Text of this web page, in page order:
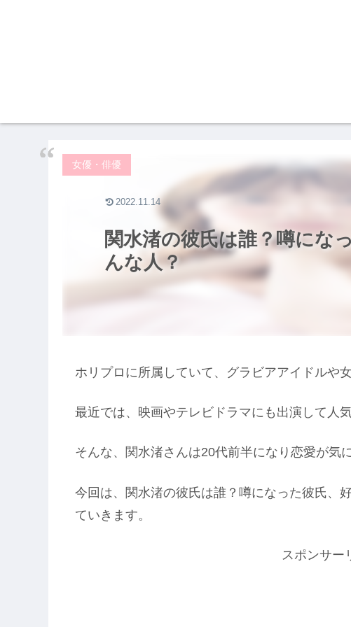
関水渚の彼氏は誰？噂にな
んな人？
女優・俳優
2022.11.14
ホリプロに所属していて、グラビアアイドルや
最近では、映画やテレビドラマにも出演して人
そんな、関水渚さんは20代前半になり恋愛が気
今回は、関水渚の彼氏は誰？噂になった彼氏、
ていきます。
スポンサー